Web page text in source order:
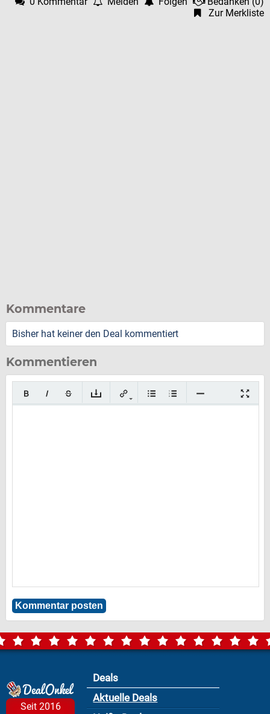
Zur Merkliste
Kommentare
Bisher hat keiner den Deal kommentiert
Kommentieren
Seit 2016
Deals
Aktuelle Deals